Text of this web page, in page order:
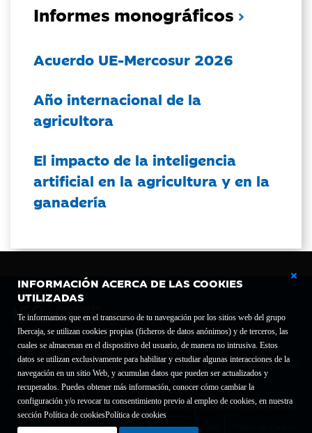
INFORMACIÓN ACERCA DE LAS COOKIES
UTILIZADAS
Te informamos que en el transcurso de tu navegación por los sitios web del grupo
Ibercaja, se utilizan cookies propias (ficheros de datos anónimos) y de terceros, las
cuales se almacenan en el dispositivo del usuario, de manera no intrusiva. Estos
datos se utilizan exclusivamente para habilitar y estudiar algunas interacciones de la
navegación en un sitio Web, y acumulan datos que pueden ser actualizados y
recuperados. Puedes obtener más información, conocer cómo cambiar la
configuración y/o revocar tu consentimiento previo al empleo de cookies, en nuestra
sección Política de cookiesPolítica de cookies
Informes monográficos
Acuerdo UE-Mercosur 2026
Año internacional de la
agricultora
El impacto de la inteligencia
artificial en la agricultura y en la
ganadería
Fundación Bancaria Ibercaja C.I.F. G-50000652.
Inscrita en el Registro de Fundaciones del Mº de Educación, Cultura y Deporte con el nº
1689.
Domicilio social: Joaquín Costa, 13. 50001 Zaragoza.
Contacto
Declaración de accesibilidad
Aviso legal Política de privacidad